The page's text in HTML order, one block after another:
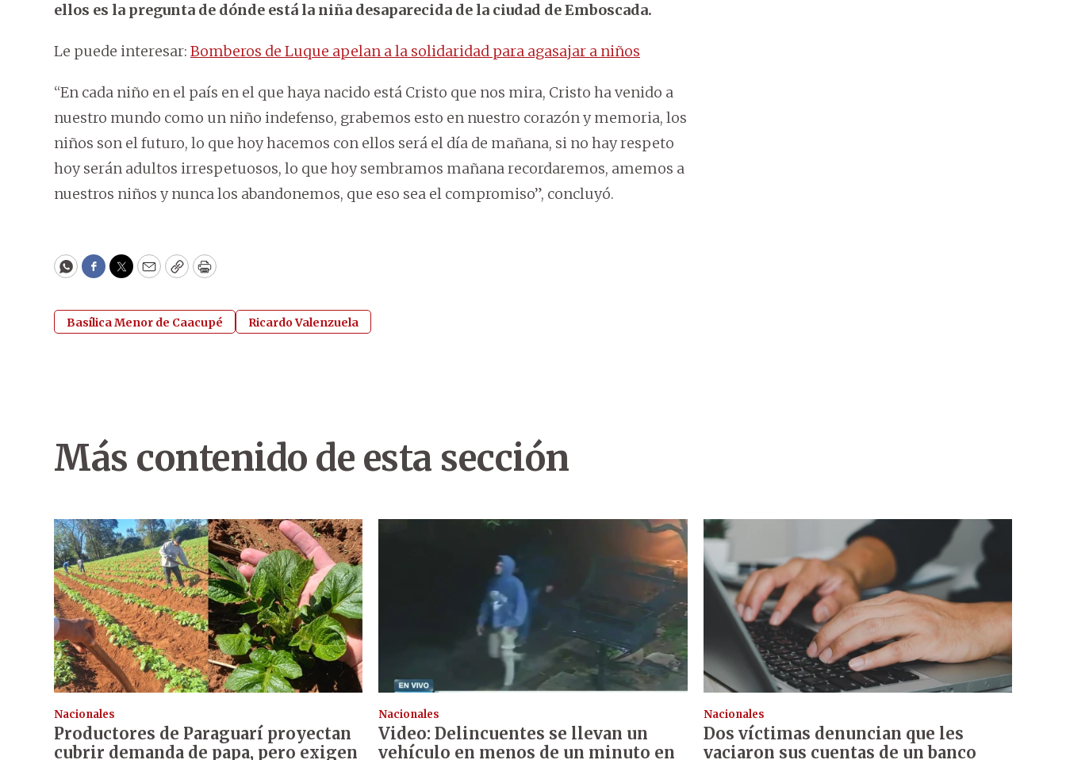
ellos es la pregunta de dónde está la niña desaparecida de la ciudad de Emboscada.
Le puede interesar: Bomberos de Luque apelan a la solidaridad para agasajar a niños
“En cada niño en el país en el que haya nacido está Cristo que nos mira, Cristo ha venido a
nuestro mundo como un niño indefenso, grabemos esto en nuestro corazón y memoria, los
niños son el futuro, lo que hoy hacemos con ellos será el día de mañana, si no hay respeto
hoy serán adultos irrespetuosos, lo que hoy sembramos mañana recordaremos, amemos a
nuestros niños y nunca los abandonemos, que eso sea el compromiso”, concluyó.
WhatsApp
Facebook
Twitter
EmailCopyPrint
Basílica Menor de Caacupé Ricardo Valenzuela
Más contenido de esta sección
Nacionales
Productores de Paraguarí proyectan
cubrir demanda de papa, pero exigen
Nacionales
Video: Delincuentes se llevan un
vehículo en menos de un minuto en
Nacionales
Dos víctimas denuncian que les
vaciaron sus cuentas de un banco